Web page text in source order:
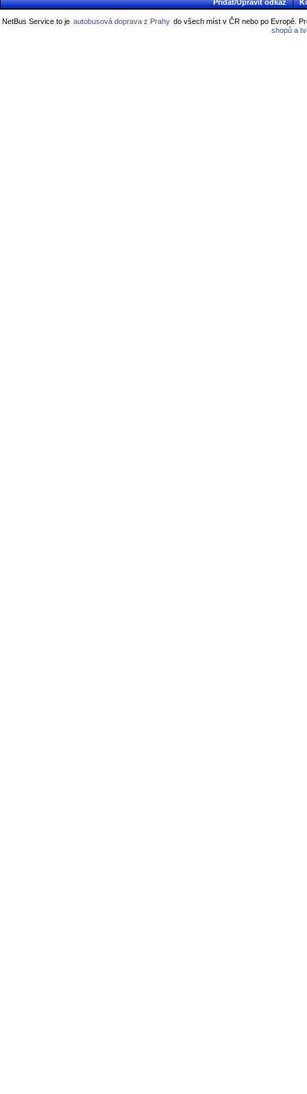
Přidat/Upravit odkaz |
NetBus Service to je autobusová doprava z Prahy do všech míst v ČR nebo po Evropě.
shopů a